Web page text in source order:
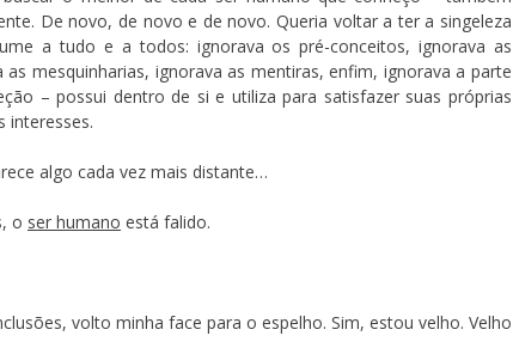
De novo, de novo e de novo. Queria voltar a ter a singeleza
a tudo e a todos: ignorava os pré-conceitos, ignorava as
mesquinharias, ignorava as mentiras, enfim, ignorava a parte
– possui dentro de si e utiliza para satisfazer suas próprias
interesses.
algo cada vez mais distante…
o ser humano está falido.
volto minha face para o espelho. Sim, estou velho. Velho